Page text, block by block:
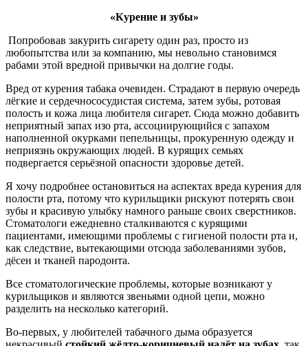
«Курение и зубы»
Попробовав закурить сигарету один раз, просто из
любопытства или за компанию, мы невольно становимся
рабами этой вредной привычки на долгие годы.
Вред от курения табака очевиден. Страдают в первую очередь
лёгкие и сердечно­сосудистая система, затем зубы, ротовая
полость и кожа лица любителя сигарет. Сюда можно добавить
неприятный запах изо рта, ассоциирующийся с запахом
наполненной окурками пепельницы, прокуренную одежду и
неприязнь окружающих людей. В курящих семьях
подвергается серьёзной опасности здоровье детей.
Я хочу подробнее остановиться на аспектах вреда курения для
полости рта, потому что курильщики рискуют потерять свои
зубы и красивую улыбку намного раньше своих сверстников.
Стоматологи ежедневно сталкиваются с курящими
пациентами, имеющими проблемы с гигиеной полости рта и,
как следствие, вытекающими отсюда заболеваниями зубов,
дёсен и тканей пародонта.
Все стоматологические проблемы, которые возникают у
курильщиков и являются звеньями одной цепи, можно
разделить на несколько категорий.
Во-первых, у любителей табачного дыма образуется